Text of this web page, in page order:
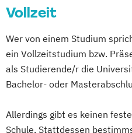
(DE/EN)
Creation
Vollzeit
Wer von einem Studium
ein Vollzeitstudium bzw.
als Studierende/r die
Bachelor- oder
Allerdings gibt es keinen
Schule. Stattdessen